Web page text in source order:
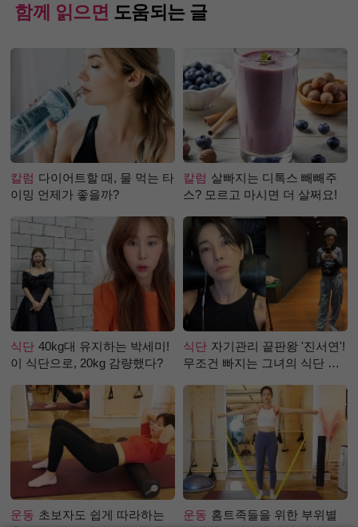
함께 읽으면 도움되는 글
칼럼 다이어트할 때, 물 먹는 타
이밍 언제가 좋을까?
칼럼 살빠지는 디톡스 빼빼주
스? 모르고 마시면 더 살쩌요!
식단 40kg대 유지하는 박세미!
이 식단으로, 20kg 감량했다?
식단 자기관리 끝판왕 '진서연'!
무조건 빠지는 그녀의 식단 정
운동 초보자도 쉽게 따라하는
운동 홈트족들을 위한 부위별